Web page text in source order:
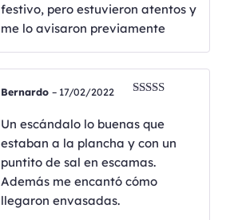
festivo, pero estuvieron atentos y
me lo avisaron previamente
5
Bernardo – 17/02/2022
Un escándalo lo buenas que
estaban a la plancha y con un
puntito de sal en escamas.
Además me encantó cómo
llegaron envasadas.